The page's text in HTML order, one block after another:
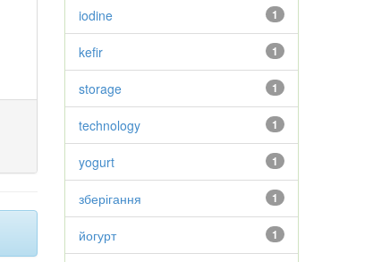
1
iodine
1
kefir
1
storage
1
technology
1
yogurt
1
зберігання
1
йогурт